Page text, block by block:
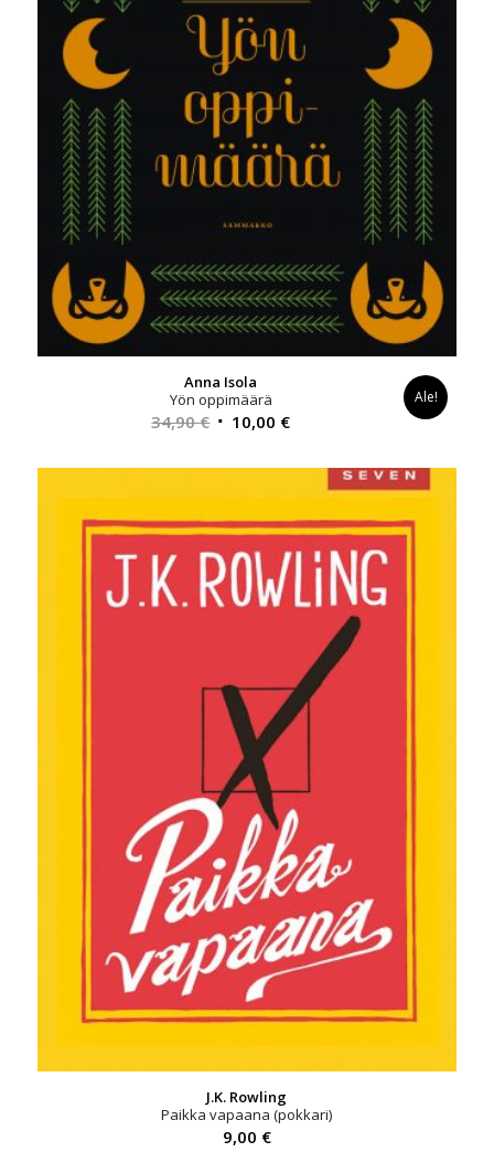
Anna Isola
Yön oppimäärä
34,90€ Alkuperäinen
oli:
34,90 €.
10,00 €Nykyinen
on:
10,00 €.
Ale!
J.K. Rowling
Paikka vapaana (pokkari)
9,00 €